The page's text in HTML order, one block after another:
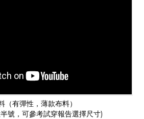
有彈性，薄款布料）
號，可參考試穿報告選擇尺寸)